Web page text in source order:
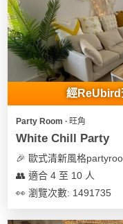
經ReUbird
Party Room ∙ 旺角
White Chill Party
🎉 歐式清新風格
👥 適合 4 至 10 人
👀 瀏覽次數: 1491735